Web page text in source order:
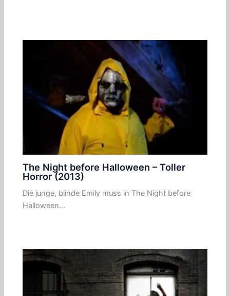
The Night before Halloween – Toller
Horror (2013)
Die junge, blinde Emily muss in The Night before
Halloween…